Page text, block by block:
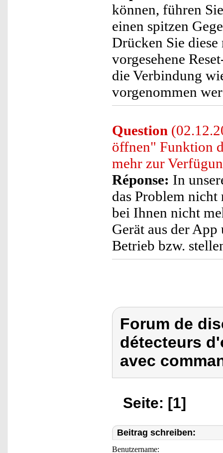
können, führen
einen spitzen
Drücken Sie
vorgesehene
die Verbindung
vorgenommen
Question
öffnen" Funktion
mehr zur
Réponse: In
das Problem
bei Ihnen nicht
Gerät aus der
Betrieb bzw.
Forum de
détecteurs
avec
Seite: [1]
Beitrag schreiben:
Benutzername: